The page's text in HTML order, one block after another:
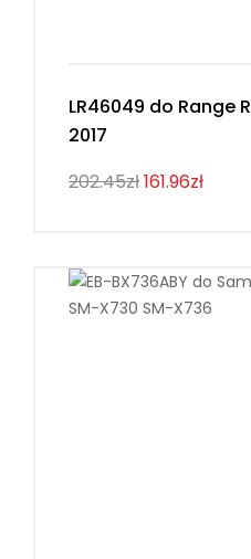
LR46049 do Range
2017
202.45zł161.96zł